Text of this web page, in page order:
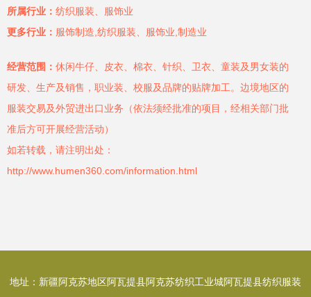
所属行业： 纺织服装、服饰业
更多行业： 服饰制造,纺织服装、服饰业,制造业
经营范围： 休闲牛仔、皮衣、棉衣、针织、卫衣、童装及男女装的
研发、生产及销售，职业装、校服及品牌的贴牌加工。边境地区的
服装交易及外贸进出口业务（依法须经批准的项目，经相关部门批
准后方可开展经营活动）
如若转载，请注明出处：
http://www.humen360.com/information.html
地址：新疆阿克苏地区阿瓦提县阿克苏纺织工业城阿瓦提县纺织服装